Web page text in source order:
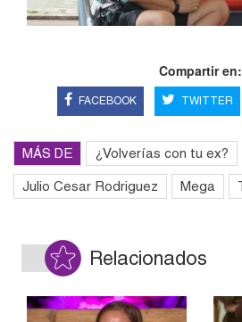
Compartir en:
FACEBOOK TWITTER
MÁS DE ¿Volverías con tu ex?
Julio Cesar Rodriguez Mega
Relacionados